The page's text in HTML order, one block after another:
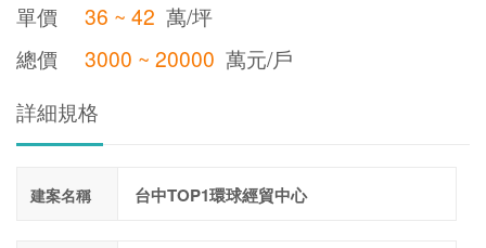
單價 36 ~ 42 萬/坪
總價
3000 ~ 20000 萬元/戶
詳細規格
建案名稱 台中TOP1環球經貿中心